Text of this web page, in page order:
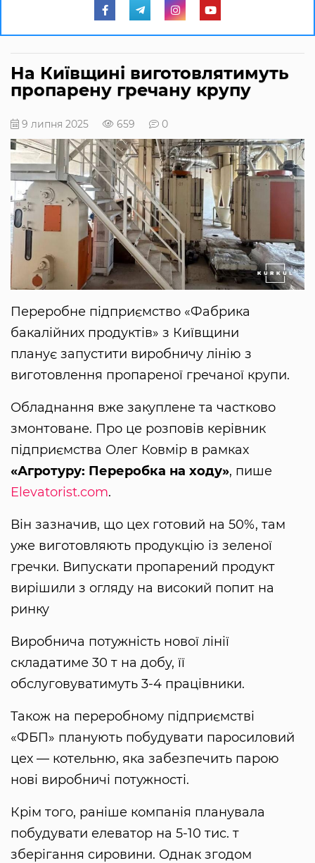
На Київщині виготовлятимуть
пропарену гречану крупу
9 липня 2025 659 0
Переробне підприємство «Фабрика
бакалійних продуктів» з Київщини
планує запустити виробничу лінію з
виготовлення пропареної гречаної крупи.
Обладнання вже закуплене та частково
змонтоване. Про це розповів керівник
підприємства Олег Ковмір в рамках
«Агротуру: Переробка на ходу», пише
Elevatorist.com.
Він зазначив, що цех готовий на 50%, там
уже виготовляють продукцію із зеленої
гречки. Випускати пропарений продукт
вирішили з огляду на високий попит на
ринку
Виробнича потужність нової лінії
складатиме 30 т на добу, її
обслуговуватимуть 3-4 працівники.
Також на переробному підприємстві
«ФБП» планують побудувати паросиловий
цех — котельню, яка забезпечить парою
нові виробничі потужності.
Крім того, раніше компанія планувала
побудувати елеватор на 5-10 тис. т
зберігання сировини. Однак згодом